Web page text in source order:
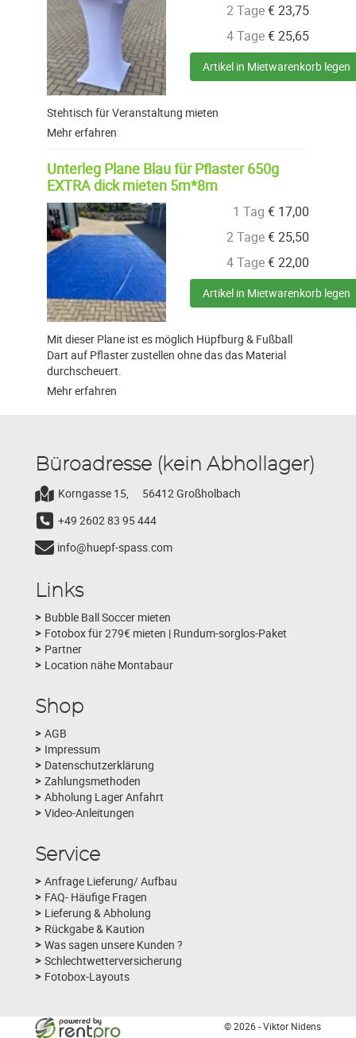
2 Tage€23,75
4 Tage€25,65
Artikel in Mietwarenkorb legen
Stehtisch für Veranstaltung mieten
Mehr erfahren
Unterleg Plane Blau für Pflaster 650g
EXTRA dick mieten 5m*8m
1 Tag € 17,00
2 Tage€25,50
4 Tage€22,00
Artikel in Mietwarenkorb legen
Mit dieser Plane ist es möglich Hüpfburg & Fußball
Dart auf Pflaster zustellen ohne das das Material
durchscheuert.
Mehr erfahren
Büroadresse (kein Abhollager)
Korngasse 15,
56412 Großholbach
+49 2602 83 95 444
info@huepf-spass.com
Links
Bubble Ball Soccer mieten
Fotobox für 279€ mieten | Rundum-sorglos-Paket
Partner
Location nähe Montabaur
Shop
AGB
Impressum
Datenschutzerklärung
Zahlungsmethoden
Abholung Lager Anfahrt
Video-Anleitungen
Service
Anfrage Lieferung/ Aufbau
FAQ- Häufige Fragen
Lieferung & Abholung
Rückgabe & Kaution
Was sagen unsere Kunden ?
Schlechtwetterversicherung
Fotobox-Layouts
© 2026 - Viktor Nidens